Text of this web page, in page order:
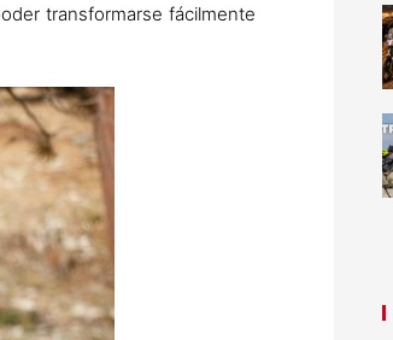
transformarse fácilmente